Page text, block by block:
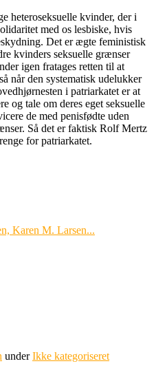
heteroseksuelle kvinder, der i
med os lesbiske, hvis
Det er ægte feministisk
kvinders seksuelle grænser
igen fratages retten til at
når den systematisk udelukker
i patriarkatet er at
og tale om deres eget seksuelle
de med penisfødte uden
Så det er faktisk Rolf Mertz
for patriarkatet.
Karen M. Larsen...
underIkke kategoriseret